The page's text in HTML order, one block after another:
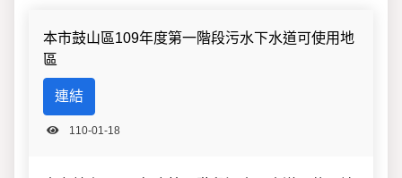
本市鼓山區109年度第一階段污水下水道可使用地
區
連結
110-01-18